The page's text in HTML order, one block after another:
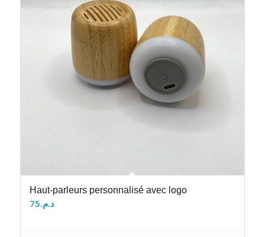
Haut-parleurs personnalisé avec logo
د.م.75